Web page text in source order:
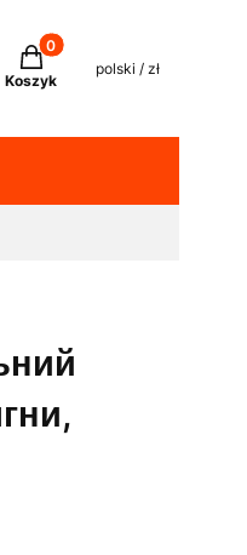
Produkty w koszyku: 0.
Koszyk
polski / zł